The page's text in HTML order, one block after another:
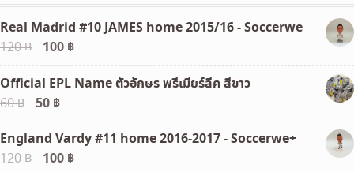
Real Madrid #10 JAMES home 2015/16 - Soccerwe
120฿
Original
price
was:
120 ฿.
100 ฿Current
price
is:
Official EPL Name ตัวอักษร พรีเมียร์ลีค สีขาว
60฿
Original
price
was:
60 ฿.
50 ฿Current
price
is:
50 ฿.
England Vardy #11 home 2016-2017 - Soccerwe+
120฿
Original
100 ฿Current